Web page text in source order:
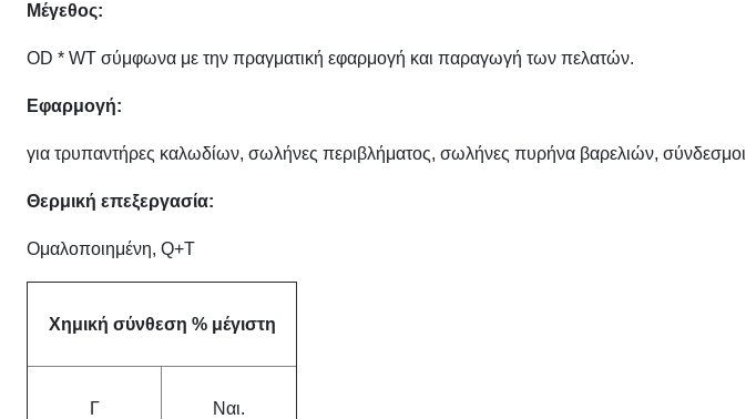
Μέγεθος:
OD * WT σύμφωνα με την πραγματική εφαρμογή και παραγωγή των πελατών.
Εφαρμογή:
για τρυπαντήρες καλωδίων, σωλήνες περιβλήματος, σωλήνες πυρήνα βαρελιών, σύνδεσμοι
Θερμική επεξεργασία:
Ομαλοποιημένη, Q+T
Χημική σύνθεση % μέγιστη
Γ Ναι.